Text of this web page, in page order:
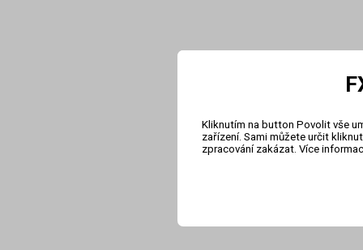
Kliknutím na button Povolit vše
zařízení. Sami můžete určit
zpracování zakázat. Více